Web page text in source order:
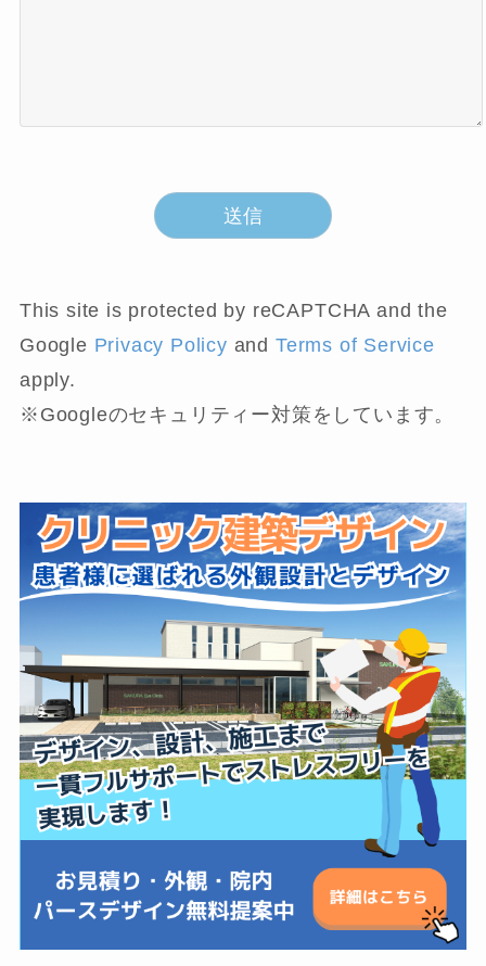
This site is protected by reCAPTCHA and the
Google Privacy Policy and Terms of Service
apply.
※Googleのセキュリティー対策をしています。